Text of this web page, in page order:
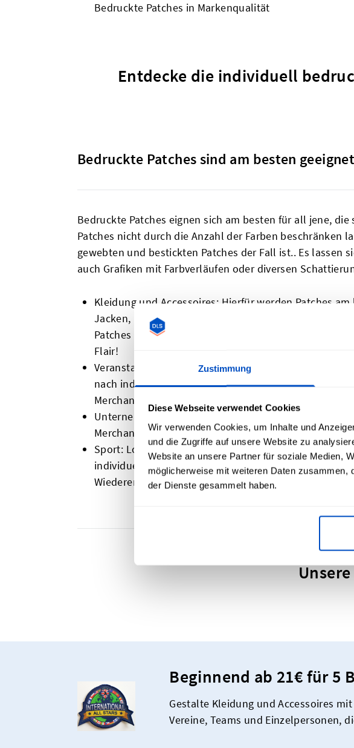
Zustimmung
Diese Webseite verwendet Cookies
Wir verwenden Cookies, um Inhalte und
und die Zugriffe auf unsere Website zu
Website an unsere Partner für soziale Medien,
möglicherweise mit weiteren Daten zusammen,
der Dienste gesammelt haben.
Bedruckte Patches in Markenqualität
Entdecke die individuell
Bedruckte Patches sind am besten
Bedruckte Patches eignen sich am besten für all jene,
Patches nicht durch die Anzahl der Farben beschränken
gewebten und bestickten Patches der Fall ist.. Es lassen
auch Grafiken mit Farbverläufen oder diversen
Kleidung und Accessoires: Hierfür werden Patches
Jacken, Mäntel, Hüte und Taschen werden mit
Patches in Szene gesetzt und verleihen jedem
Flair!
Veranstaltungen: Festivals, Clubs oder geschäftliche
nach individuell bedruckten Patches. Kombiniere
Merchandise-Artikeln, Goodie-Bags oder Bandkleidung.
Unternehmen: Logos auf der Arbeitskleidung, dem
Merchandise-Artikeln? Mit unseren individuellen
Sport: Logos, Spielernummern, Namen und vieles
individuellen Patches auf Sportbekleidung
Wiedererkennung, sondern auch für reichlich Stil.
Beginnend ab 21€ für 5
Gestalte Kleidung und Accessoires
Vereine, Teams und Einzelpersonen,